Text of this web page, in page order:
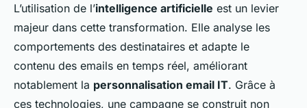
L’utilisation de l’intelligence artificielle est un levier
majeur dans cette transformation. Elle analyse les
comportements des destinataires et adapte le
contenu des emails en temps réel, améliorant
notablement la personnalisation email IT. Grâce à
ces technologies, une campagne se construit non